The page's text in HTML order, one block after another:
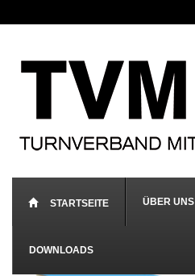
STARTSEITE ÜBER UNS
DOWNLOADS